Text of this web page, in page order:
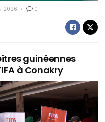
2026 0
guinéennes
à Conakry